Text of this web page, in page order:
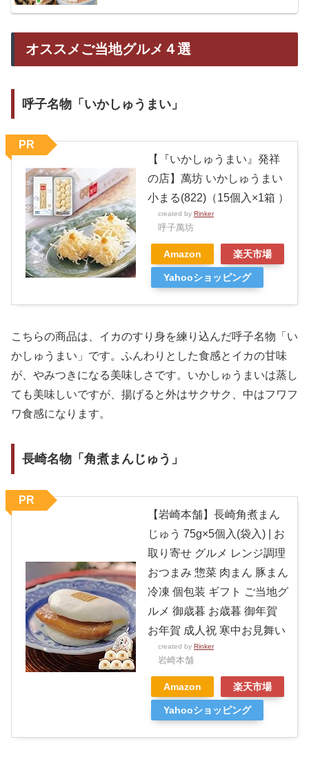
オススメご当地グルメ４選
呼子名物「いかしゅうまい」
【『いかしゅうまい』発祥
の店】萬坊 いかしゅうまい
小まる(822)（15個入×1箱 ）
created by Rinker
呼子萬坊
Amazon 楽天市場
Yahooショッピング
PR
こちらの商品は、イカのすり身を練り込んだ呼子名物「い
かしゅうまい」です。ふんわりとした食感とイカの甘味
が、やみつきになる美味しさです。いかしゅうまいは蒸し
ても美味しいですが、揚げると外はサクサク、中はフワフ
ワ食感になります。
長崎名物「角煮まんじゅう」
【岩崎本舗】長崎角煮まん
じゅう 75g×5個入(袋入) | お
取り寄せ グルメ レンジ調理
おつまみ 惣菜 肉まん 豚まん
冷凍 個包装 ギフト ご当地グ
ルメ 御歳暮 お歳暮 御年賀
お年賀 成人祝 寒中お見舞い
created by Rinker
岩崎本舗
Amazon 楽天市場
Yahooショッピング
PR